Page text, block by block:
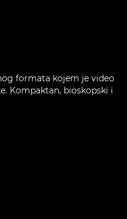
formata kojem je video
Kompaktan, bioskopski i